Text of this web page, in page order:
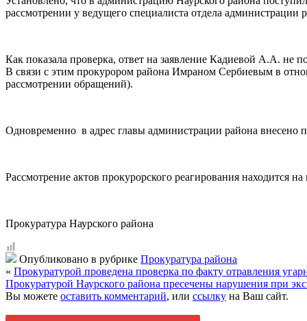
рассмотрении у ведущего специалиста отдела администрации
Как показала проверка, ответ на заявление Кадиевой А.А. не
В связи с этим прокурором района Имраном Сербиевым в
рассмотрении обращений).
Одновременно в адрес главы администрации района внесено
Рассмотрение актов прокурорского реагирования находится
Прокуратура Наурского района
Опубликовано в рубрике Прокуратура района
« Прокуратурой проведена проверка по факту отравления
Прокуратурой Наурского района пресечены нарушения при
Вы можете оставить комментарий, или ссылку на Ваш сайт.